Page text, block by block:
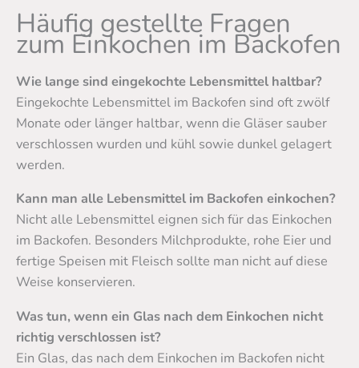
Häufig gestellte Fragen
zum Einkochen im Backofen
Wie lange sind eingekochte Lebensmittel haltbar?
Eingekochte Lebensmittel im Backofen sind oft zwölf
Monate oder länger haltbar, wenn die Gläser sauber
verschlossen wurden und kühl sowie dunkel gelagert
werden.
Kann man alle Lebensmittel im Backofen einkochen?
Nicht alle Lebensmittel eignen sich für das Einkochen
im Backofen. Besonders Milchprodukte, rohe Eier und
fertige Speisen mit Fleisch sollte man nicht auf diese
Weise konservieren.
Was tun, wenn ein Glas nach dem Einkochen nicht
richtig verschlossen ist?
Ein Glas, das nach dem Einkochen im Backofen nicht